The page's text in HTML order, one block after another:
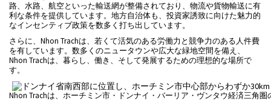
路、水路、航空といった輸送網が整備されており、物流や貨物輸送に有
利な条件を提供しています。地方自治体も、投資家誘致に向けた魅力的
なインセンティブ政策を数多く打ち出しています。
さらに、Nhon Trachは、若くて活気のある労働力と競争力のある人件費
を有しています。数多くのニュータウンや広大な緑地空間を備え、
Nhon Trachは、暮らし、働き、そして発展するための理想的な場所で
す。
Nhon Trachは、ホーチミン市・ドンナイ・バーリア・ヴンタウ経済三角